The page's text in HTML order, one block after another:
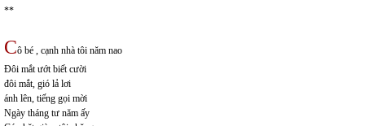
**
Cô bé , cạnh nhà tôi năm nao
Đôi mắt ướt biết cười
đôi mắt, gió lả lơi
ánh lên, tiếng gọi mời
Ngày tháng tư năm ấy